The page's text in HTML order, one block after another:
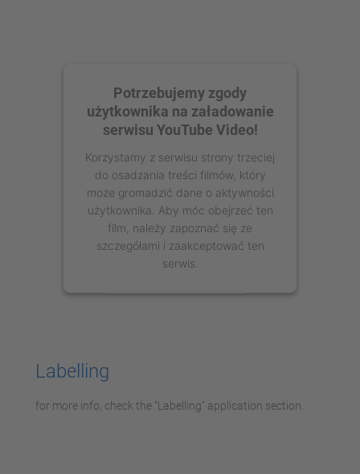
Potrzebujemy zgody
użytkownika na załadowanie
serwisu YouTube Video!
Korzystamy z serwisu strony trzeciej
do osadzania treści filmów, który
może gromadzić dane o aktywności
użytkownika. Aby móc obejrzeć ten
film, należy zapoznać się ze
szczegółami i zaakceptować ten
serwis.
powered by
Labelling
for more info, check the "Labelling" application section.